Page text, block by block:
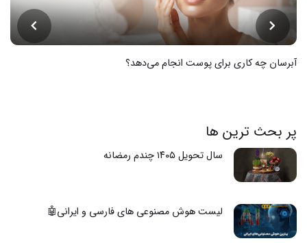
آبرسان چه کاری برای پوست انجام می‌دهد؟
پر بحث ترین ها
سال تحویل ۱۴۰۵ چندم رمضانه
لیست هوش مصنوعی های فارسی و ایرانی🤖